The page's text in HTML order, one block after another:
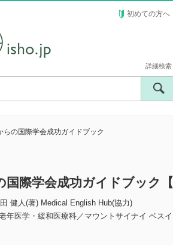
初めての方へ
詳細検索
らの国際学会成功ガイドブック
際学会成功ガイドブック【
健人(著) Medical English Hub(協力)
年医学・緩和医療科／マウントサイナイ ベス